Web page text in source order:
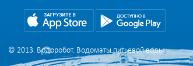
© 2013. Водоробот. Водоматы питьевой воды.